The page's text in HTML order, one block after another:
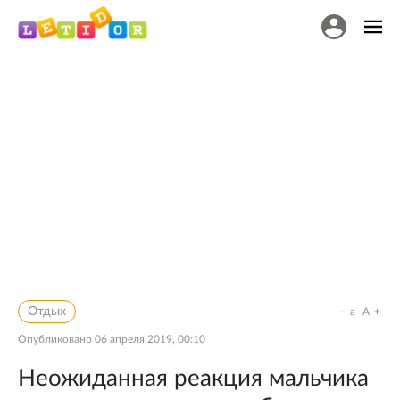
Отдых
Опубликовано 06 апреля 2019, 00:10
a A
Неожиданная реакция мальчика